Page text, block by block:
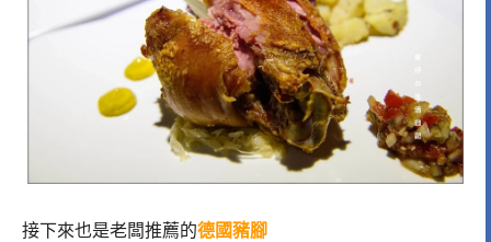
接下來也是老闆推薦的德國豬腳